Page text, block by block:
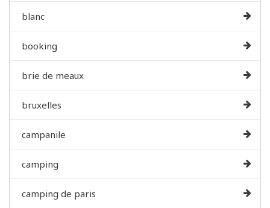
blanc
booking
brie de meaux
bruxelles
campanile
camping
camping de paris